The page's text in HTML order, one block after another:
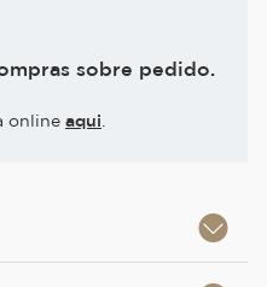
sobre pedido.
online aqui